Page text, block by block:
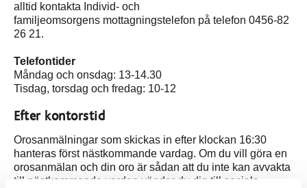
alltid kontakta Individ- och
familjeomsorgens mottagningstelefon på telefon 0456-82
26 21.
Telefontider
Måndag och onsdag: 13-14.30
Tisdag, torsdag och fredag: 10-12
Efter kontorstid
Orosanmälningar som skickas in efter klockan 16:30
hanteras först nästkommande vardag. Om du vill göra en
orosanmälan och din oro är sådan att du inte kan avvakta
till nästkommande vardag vänder du dig till sociala